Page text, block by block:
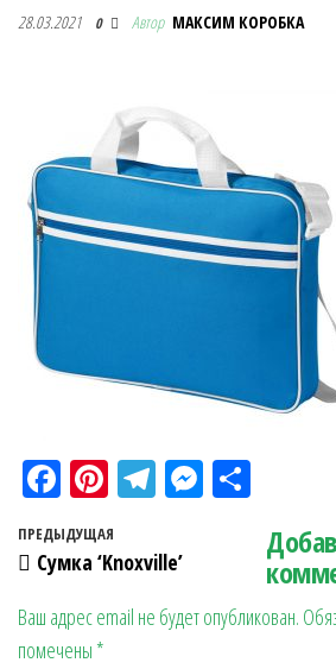
Первая Украинская Сувенирная
28.03.2021 0 Автор МАКСИМ КОРОБКА
Fa
ce
bo
Pi
nt
er
t
Te
gr
m
M
ge
ра
в
ит
Навигация по
Предыдущая запись
ПРЕДЫДУЩАЯ
Сумка ‘Knoxville’
Ваш адрес email не будет опубликован.
помечены *